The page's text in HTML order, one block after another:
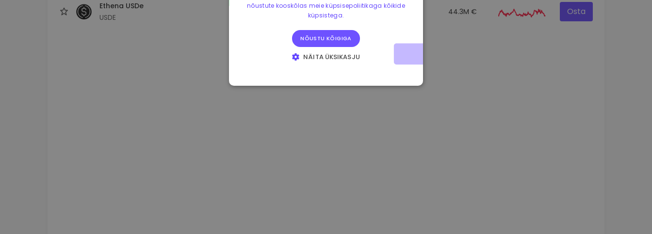
Ethena USDe
USDE
-0.10% 44.3M € Osta
nõustute kooskõlas meie küpsisepoliitikaga kõikide
küpsistega.
NÕUSTU KÕIGIGA
NÄITA ÜKSIKASJU